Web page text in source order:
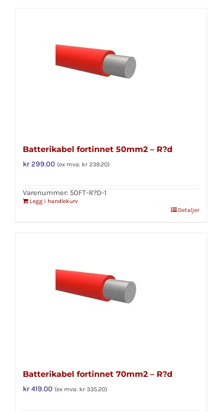
Batterikabel fortinnet 50mm2 – R?d
kr299.00 (ex mva: kr 239.20)
Varenummer: 50FT-R?D-1
Legg i handlekurv
Detaljer
Batterikabel fortinnet 70mm2 – R?d
kr419.00 (ex mva: kr 335.20)